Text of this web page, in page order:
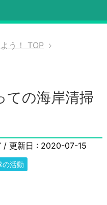
う！
TOP
ての海岸清掃
/ 更新日 : 2020-07-15
の活動